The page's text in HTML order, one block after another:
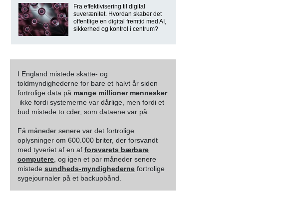
Fra effektivisering til digital
suverænitet. Hvordan skaber det
offentlige en digital fremtid med AI,
sikkerhed og kontrol i centrum?
I England mistede skatte- og
toldmyndighederne for bare et halvt år siden
fortrolige data på mange millioner mennesker
 ikke fordi systemerne var dårlige, men fordi et
bud mistede to cder, som dataene var på.
Få måneder senere var det fortrolige
oplysninger om 600.000 briter, der forsvandt
med tyveriet af en af forsvarets bærbare
computere , og igen et par måneder senere
mistede sundheds-myndighederne fortrolige
sygejournaler på et backupbånd.